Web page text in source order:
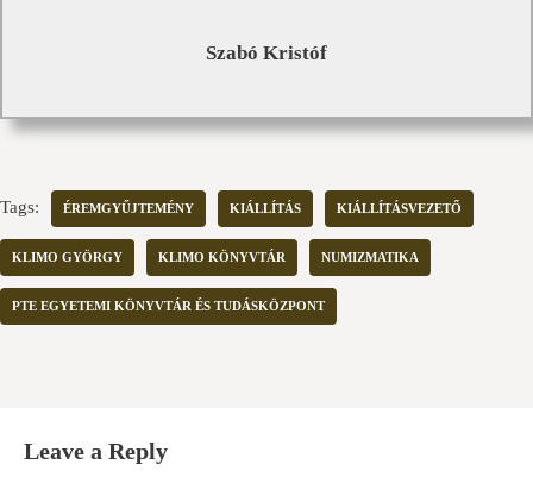
Szabó Kristóf
Tags: ÉREMGYŰJTEMÉNY KIÁLLÍTÁS KIÁLLÍTÁSVEZETŐ
KLIMO GYÖRGY KLIMO KÖNYVTÁR NUMIZMATIKA
PTE EGYETEMI KÖNYVTÁR ÉS TUDÁSKÖZPONT
Leave a Reply